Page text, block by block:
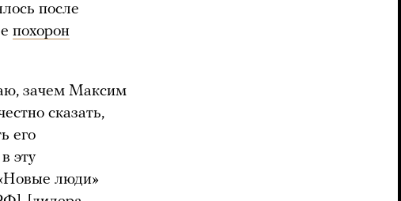
после
похорон
зачем Максим
сказать,
его
эту
люди»